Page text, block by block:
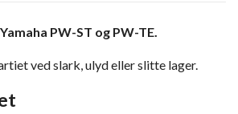
PW-ST og PW-TE.
ved slark, ulyd eller slitte lager.